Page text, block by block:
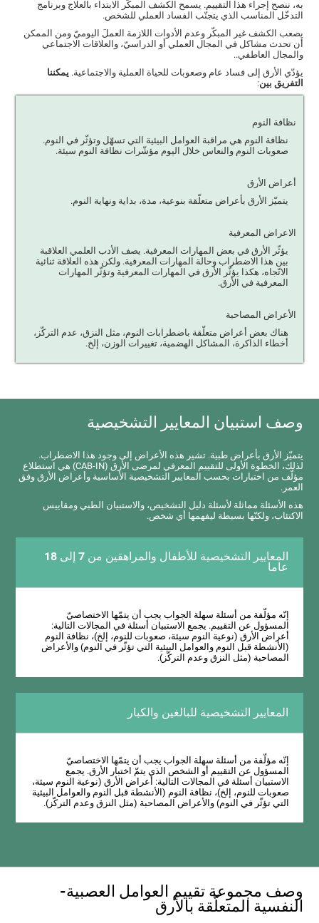
به، ننصح إجراء هذا التقييم. يسمح الكشف المبكّر الابتداء بالعلاج وبرنامج
التدخّل المناسب الذي يتجنّب الفساد العملي للشخص.
يصعب الكشف غير المبكّر وعدم الأدوات اللازمة العملَ اليوميّ ومن الممكن
أن تحدث مشاكل في المجال العملي أو الدراسيّ، والعلاقات الاجتماعي
والمجال العاطفي..
يؤدّي الأرق إلى فساد عام وصعوبات للحياة العملية والاجتماعية. يمكننا
التفريق بين:
نظافة النوم
نظافة النوم هي مراقبة العوامل البيئية التي تسهّل وتؤثّر في النوم.
صعوبات النوم والنعاس خلال اليوم مؤشّرات نظافة النوم سيئة.
أعراض الأرق
يتميّز الأرق بأعراض متعلّقة بنوعية، مدة، بداية ونهاية النوم.
الاعراض المعرفية
يؤثّر الأرق في بعض المهارات المعرفية. يصف الأدب العلمي العلاقبة
بين هذا الاضطراب وحالة المهارات المعرفية. ولكن هذه العلاقة ثنائية
الاتّجاه، هكذا يؤثّر الأرق في المهارات المعرفية وتؤثّر المهارات
المعرفية في الأرق.
الأعراض المصاحبة
هناك بعض أعراض متعلّقة باضطرابات النوم، مثل النزق، عدم التركّز،
أخطاء الذاكرة، المشاكل الهضمية، تغييرات الوزن، إلخ.
وصف استبيان المعايير التشخيصية
يتميّز الأرق بأعراض طبية. تشير هذه الأعراض إلى وجود هذا الاضطراب.
لذلك، الخطوة الأولى للتقييم المعرفي لمرضى الأرق (CAB-IN) هي استطلاع
مؤلّف من اختبارات بحسب المعايير التشخيصية الأساسية وأعراض الأرق وفق
العمر.
هذه الأسئلة مماثلة لأسئلة دليل التشخيص، والاستبيان الطبي ومقاييس
الاكتئاب، ولكنّها بسيطة ليفهمها أي شخص.
المعايير التشخيصية للأطفال والمراهقين من 7 إلى 18
عاما
إنّه مؤلّفة من أسئلة سهلة الجواب يجب أن يتمّها الاختصاصيّ
المسؤول عن التقييم. يجمع الاستبيان أسئلة في المجالات التالية:
أعراض الأرق (نوعية النوم سيئة، صعوبات للنوم، إلخ)، نظافة النوم
(الأنشطة قبل النوم والعوامل البيئية التي تؤثّر في النوم) والأعراض
المصاحبة (مثل النزق وعدم التركّز).
المعايير التشخيصية للبالغين والكبار
إنّه مؤلّفة من أسئلة سهلة الجواب يجب أن يتمّها الاختصاصيّ
المسؤول عن التقييم أو الشخص الذي يتمّ اختبار الأرق. يجمع
الاستبيان أسئلة في المجالات التالية: أعراض الأرق (نوعية النوم سيئة،
صعوبات للنوم، إلخ)، نظافة النوم (الأنشطة قبل النوم والعوامل البيئية
التي تؤثّر في النوم) والأعراض المصاحبة (مثل النزق وعدم التركّز).
وصف مجموعة تقييم العوامل العصبية-
النفسية المتعلّقة بالأرق